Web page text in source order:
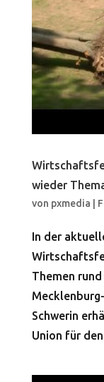
wieder
von pxmedia
In der
Themen rund
Schwerin
Union für